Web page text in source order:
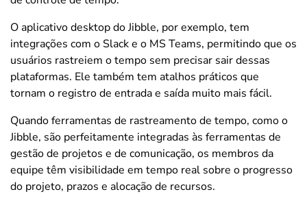
O aplicativo desktop do Jibble, por exemplo, tem
integrações com o Slack e o MS Teams, permitindo que os
usuários rastreiem o tempo sem precisar sair dessas
plataformas. Ele também tem atalhos práticos que
tornam o registro de entrada e saída muito mais fácil.
Quando ferramentas de rastreamento de tempo, como o
Jibble, são perfeitamente integradas às ferramentas de
gestão de projetos e de comunicação, os membros da
equipe têm visibilidade em tempo real sobre o progresso
do projeto, prazos e alocação de recursos.